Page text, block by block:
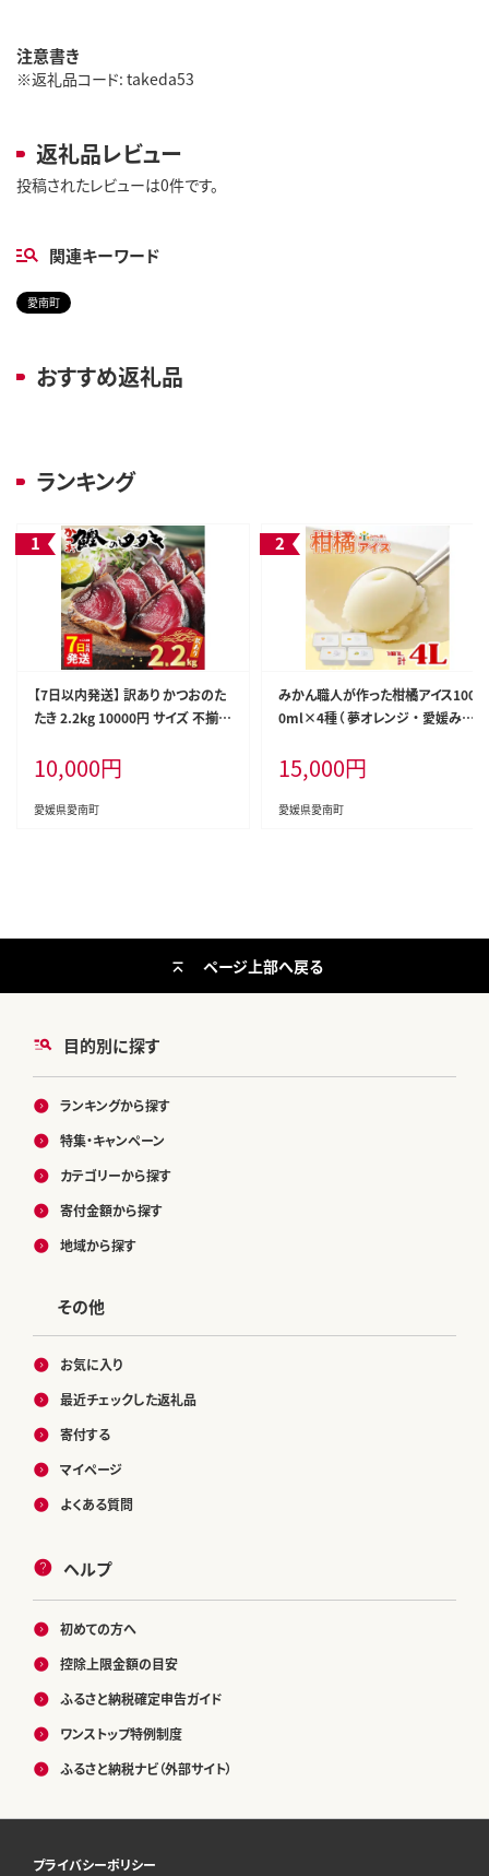
注意書き
※返礼品コード: takeda53
返礼品レビュー
投稿されたレビューは0件です。
関連キーワード
愛南町
おすすめ返礼品
ランキング
【7日以内発送】 訳あり かつおのた
たき 2.2kg 10000円 サイズ 不揃い
鮮魚 天然 鰹 四国一 水揚げ タタキ
冷凍 大容量 ふるさと納税魚 ふる
さと納税人気 ふるさと納税カツオ
10,000円
愛媛県愛南町
みかん職人が作った柑橘アイス100
0ml×4種（ 夢オレンジ ・ 愛媛みか
柑橘 アイス アイスクリーム シャー
ベット ジェラート ソルベ お菓子
おかし デザート スイーツ 冷凍 冬
15,000円
愛媛県愛南町
目的別に探す
ランキングから探す
特集・キャンペーン
カテゴリーから探す
寄付金額から探す
地域から探す
その他
お気に入り
最近チェックした返礼品
寄付する
マイページ
よくある質問
ヘルプ
初めての方へ
控除上限金額の目安
ふるさと納税確定申告ガイド
ワンストップ特例制度
ふるさと納税ナビ（外部サイト）
ページ上部へ戻る
プライバシーポリシー